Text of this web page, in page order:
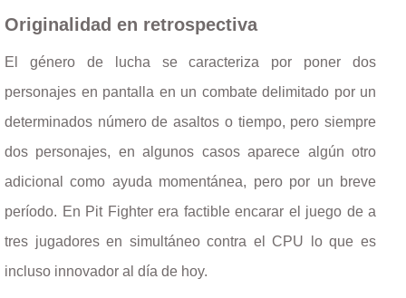
Originalidad en retrospectiva
El género de lucha se caracteriza por poner dos
personajes en pantalla en un combate delimitado por un
determinados número de asaltos o tiempo, pero siempre
dos personajes, en algunos casos aparece algún otro
adicional como ayuda momentánea, pero por un breve
período. En Pit Fighter era factible encarar el juego de a
tres jugadores en simultáneo contra el CPU lo que es
incluso innovador al día de hoy.